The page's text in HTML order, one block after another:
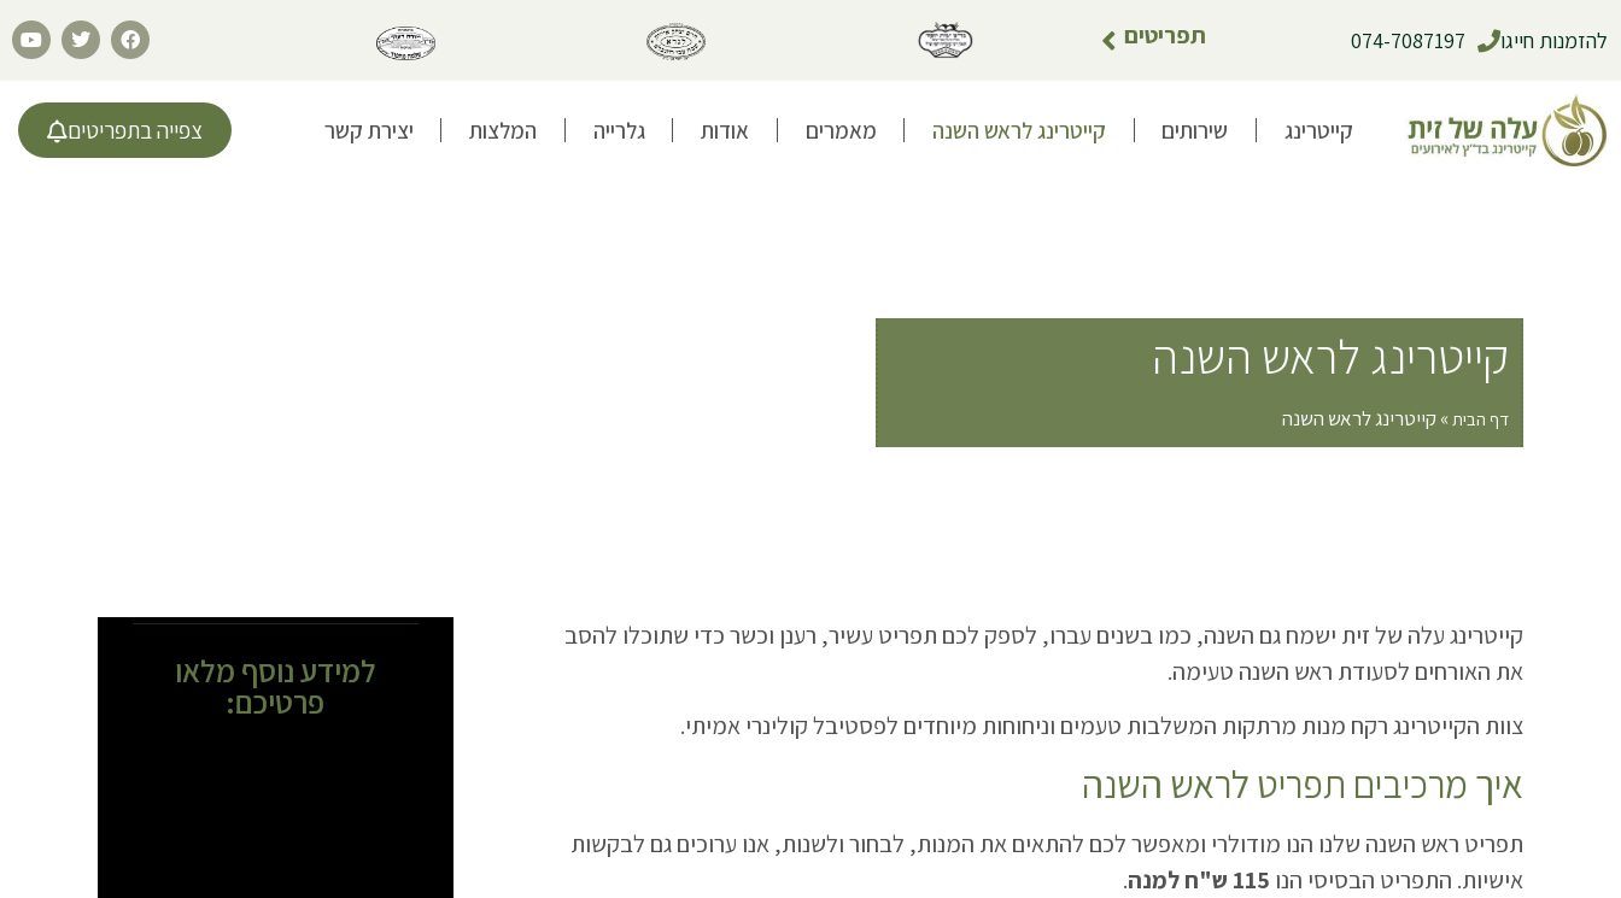
להזמנות חייגו 074-7087197 תפריטים
קייטרינג שירותים קייטרינג לראש השנה מאמרים אודות גלרייה המלצות יצירת קשר צפייה בתפריטים
קייטרינג לראש השנה
דף הבית»קייטרינג לראש השנה
קייטרינג עלה של זית ישמח גם השנה, כמו בשנים עברו, לספק לכם תפריט עשיר, רענן וכשר כדי שתוכלו להסב
את האורחים לסעודת ראש השנה טעימה.
צוות הקייטרינג רקח מנות מרתקות המשלבות טעמים וניחוחות מיוחדים לפסטיבל קולינרי אמיתי.
איך מרכיבים תפריט לראש השנה
תפריט ראש השנה שלנו הנו מודולרי ומאפשר לכם להתאים את המנות, לבחור ולשנות, אנו ערוכים גם לבקשות
אישיות. התפריט הבסיסי הנו 115 ש"ח למנה
.
למידע נוסף מלאו
פרטיכם: